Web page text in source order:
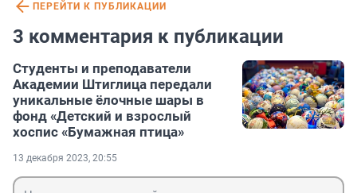
ПЕРЕЙТИ К ПУБЛИКАЦИИ
3 комментария к публикации
Студенты и преподаватели
Академии Штиглица передали
уникальные ёлочные шары в
фонд «Детский и взрослый
хоспис «Бумажная птица»
13 декабря 2023, 20:55